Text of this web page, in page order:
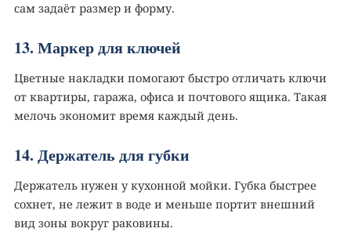
сам задаёт размер и форму.
13. Маркер для ключей
Цветные накладки помогают быстро отличать ключи
от квартиры, гаража, офиса и почтового ящика. Такая
мелочь экономит время каждый день.
14. Держатель для губки
Держатель нужен у кухонной мойки. Губка быстрее
сохнет, не лежит в воде и меньше портит внешний
вид зоны вокруг раковины.